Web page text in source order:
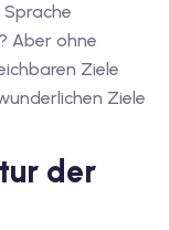
Aber ohne
Ziele
Ziele
der